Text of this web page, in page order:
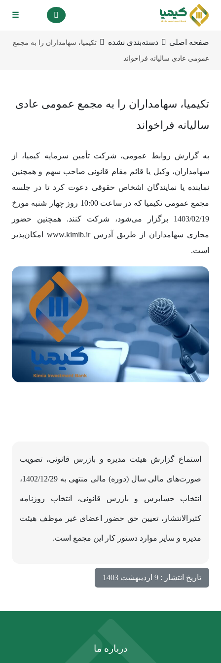
☰
صفحه اصلی دسته‌بندی نشده
تکیمیا، سهامداران را به مجمع
عمومی عادی سالیانه فراخواند
تکیمیا، سهامداران را به مجمع عمومی عادی
سالیانه فراخواند
به گزارش روابط عمومی، شرکت تأمین سرمایه کیمیا، از
سهامداران، وکیل یا قائم مقام قانونی صاحب سهم و همچنین
نماینده یا نمایندگان اشخاص حقوقی دعوت کرد تا در جلسه
مجمع عمومی تکیمیا که در ساعت 10:00 روز چهار شنبه مورخ
1403/02/19 برگزار می‌شود، شرکت کنند. همچنین حضور
مجازی سهامداران از طریق آدرس www.kimib.ir امکان‌پذیر
است.
استماع گزارش هیئت‌ مدیره و بازرس قانونی، تصویب
صورت‌های مالی سال (دوره) مالی منتهی به 1402/12/29،
انتخاب حسابرس و بازرس قانونی، انتخاب روزنامه
کثیر‌الانتشار، تعیین حق حضور اعضای غیر موظف هیئت
مدیره و سایر موارد دستور کار این مجمع است.
تاریخ انتشار : 9 اردیبهشت 1403
درباره ما